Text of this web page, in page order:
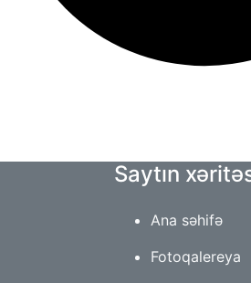
Saytın
Ana səhifə
Fotoqalereya